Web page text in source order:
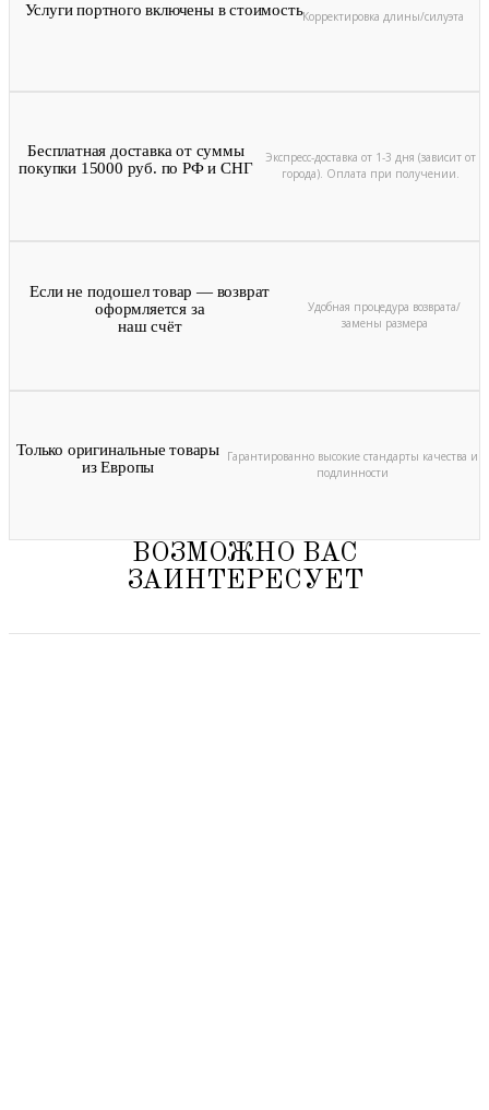
Услуги портного включены в стоимостьКорректировка длины/силуэта
Бесплатная доставка от суммы
покупки 15000 руб. по РФ и СНГ
Экспресс-доставка от 1-3 дня (зависит от
города). Оплата при получении.
Если не подошел товар — возврат
оформляется за
наш счёт
Удобная процедура возврата/
замены размера
Только оригинальные товары
из Европы
Гарантированно высокие стандарты качества и
подлинности
ВОЗМОЖНО ВАС
ЗАИНТЕРЕСУЕТ